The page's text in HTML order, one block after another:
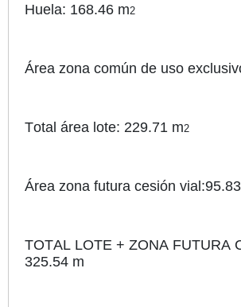
Huela: 168.46 m2
Área zona común de uso
Total área lote: 229.71 m2
Área zona futura cesión vial:
TOTAL LOTE + ZONA FUTURA
325.54 m